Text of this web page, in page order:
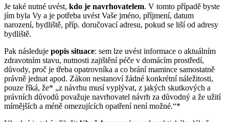
Je také nutné uvést, kdo je navrhovatelem. V tomto případě byste
jím byla Vy a je potřeba uvést Vaše jméno, příjmení, datum
narození, bydliště, příp. doručovací adresu, pokud se liší od adresy
bydliště.
Pak následuje popis situace: sem lze uvést informace o aktuálním
zdravotním stavu, nutnosti zajištění péče v domácím prostředí,
důvody, proč je třeba opatrovníka a co brání mamince samostatně
právně jednat apod. Zákon nestanoví žádné konkrétní náležitosti,
pouze říká, že* „z návrhu musí vyplývat, z jakých skutkových a
právních důvodů považuje navrhovatel návrh za důvodný a že užití
mírnějších a méně omezujících opatření není možné.“*